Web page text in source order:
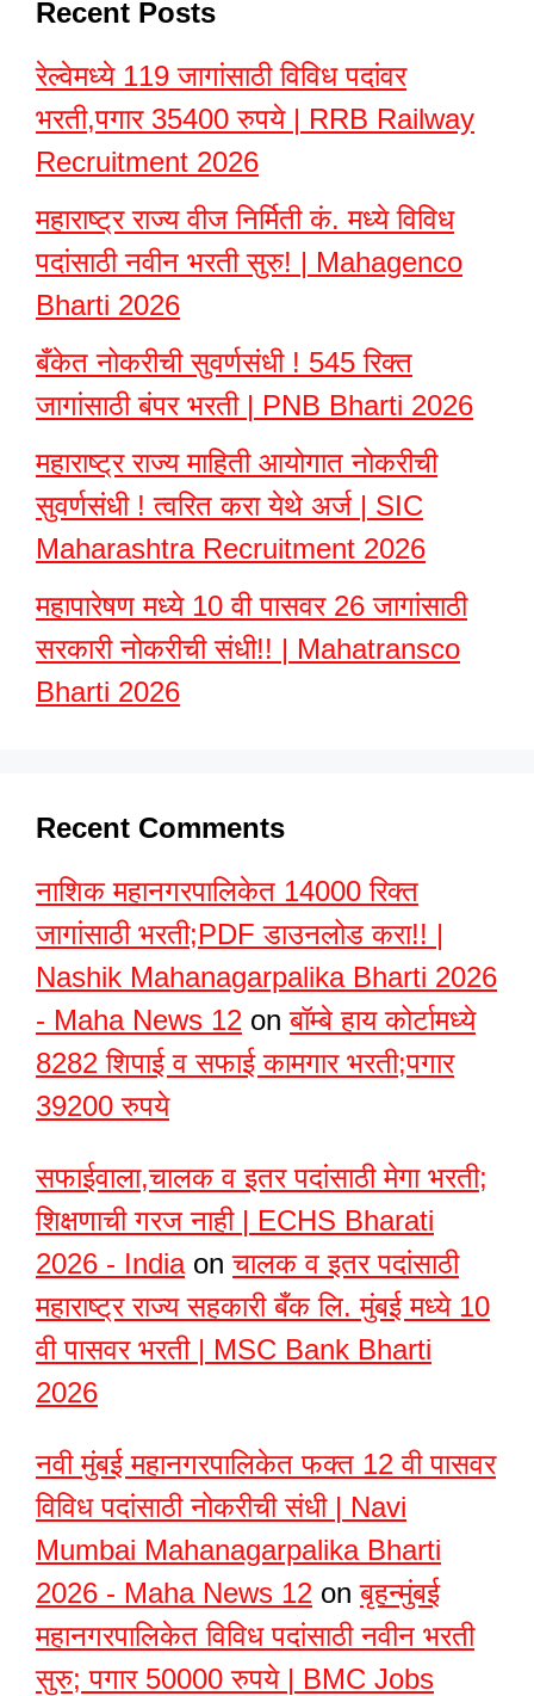
Recent Posts
रेल्वेमध्ये 119 जागांसाठी विविध पदांवर
भरती,पगार 35400 रुपये | RRB Railway
Recruitment 2026
महाराष्ट्र राज्य वीज निर्मिती कं. मध्ये विविध
पदांसाठी नवीन भरती सुरु! | Mahagenco
Bharti 2026
बँकेत नोकरीची सुवर्णसंधी ! 545 रिक्त
जागांसाठी बंपर भरती | PNB Bharti 2026
महाराष्ट्र राज्य माहिती आयोगात नोकरीची
सुवर्णसंधी ! त्वरित करा येथे अर्ज | SIC
Maharashtra Recruitment 2026
महापारेषण मध्ये 10 वी पासवर 26 जागांसाठी
सरकारी नोकरीची संधी!! | Mahatransco
Bharti 2026
Recent Comments
नाशिक महानगरपालिकेत 14000 रिक्त
जागांसाठी भरती;PDF डाउनलोड करा!! |
Nashik Mahanagarpalika Bharti 2026
- Maha News 12 onबॉम्बे हाय कोर्टामध्ये
8282 शिपाई व सफाई कामगार भरती;पगार
39200 रुपये
सफाईवाला,चालक व इतर पदांसाठी मेगा भरती;
शिक्षणाची गरज नाही | ECHS Bharati
2026 - Indiaonचालक व इतर पदांसाठी
महाराष्ट्र राज्य सहकारी बँक लि. मुंबई मध्ये 10
वी पासवर भरती | MSC Bank Bharti
2026
नवी मुंबई महानगरपालिकेत फक्त 12 वी पासवर
विविध पदांसाठी नोकरीची संधी | Navi
Mumbai Mahanagarpalika Bharti
2026 - Maha News 12 onबृहन्मुंबई
महानगरपालिकेत विविध पदांसाठी नवीन भरती
सुरु; पगार 50000 रुपये | BMC Jobs